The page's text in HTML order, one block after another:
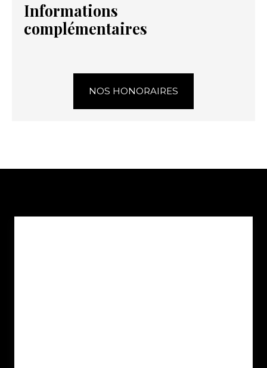
Informations
complémentaires
NOS HONORAIRES